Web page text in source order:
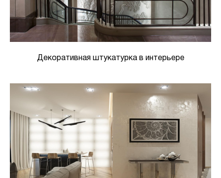
Декоративная штукатурка в интерьере